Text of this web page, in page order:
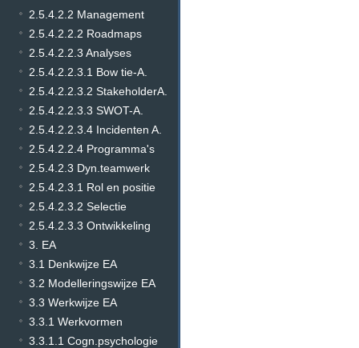
2.5.4.2.2 Management
2.5.4.2.2.2 Roadmaps
2.5.4.2.2.3 Analyses
2.5.4.2.2.3.1 Bow tie-A.
2.5.4.2.2.3.2 StakeholderA.
2.5.4.2.2.3.3 SWOT-A.
2.5.4.2.2.3.4 Incidenten A.
2.5.4.2.2.4 Programma's
2.5.4.2.3 Dyn.teamwerk
2.5.4.2.3.1 Rol en positie
2.5.4.2.3.2 Selectie
2.5.4.2.3.3 Ontwikkeling
3. EA
3.1 Denkwijze EA
3.2 Modelleringswijze EA
3.3 Werkwijze EA
3.3.1 Werkvormen
3.3.1.1 Cogn.psychologie